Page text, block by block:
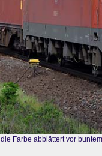
Farbe abblättert vor